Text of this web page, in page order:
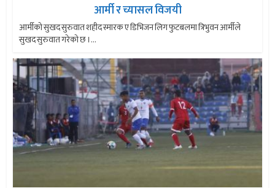
आर्मी र च्यासल विजयी
आर्मीको सुखद सुरुवात शहीद स्मारक ए डिभिजन लिग फुटबलमा त्रिभुवन आर्मीले
सुखद सुरुवात गरेको छ ।...